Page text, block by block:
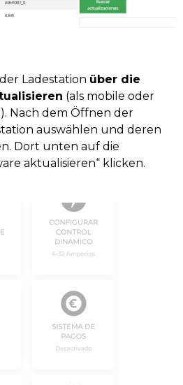
Ladestation über die
(als mobile oder
). Nach dem Öffnen der
auswählen und deren
Dort unten auf die
aktualisieren“ klicken.